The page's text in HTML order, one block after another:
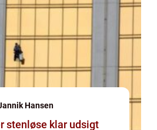
Hansen
klar udsigt